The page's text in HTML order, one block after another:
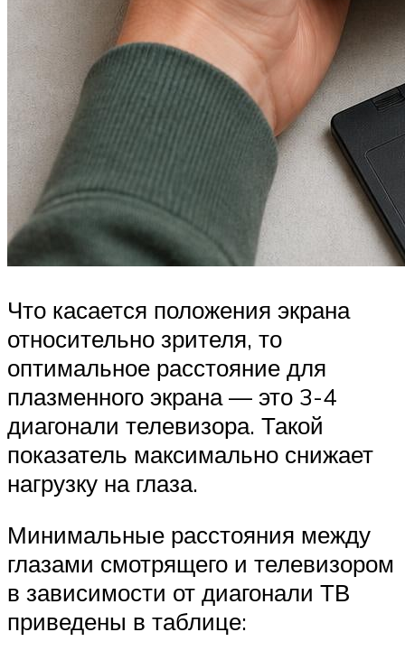
Что касается положения экрана
относительно зрителя, то
оптимальное расстояние для
плазменного экрана — это 3-4
диагонали телевизора. Такой
показатель максимально снижает
нагрузку на глаза.
Минимальные расстояния между
глазами смотрящего и телевизором
в зависимости от диагонали ТВ
приведены в таблице: